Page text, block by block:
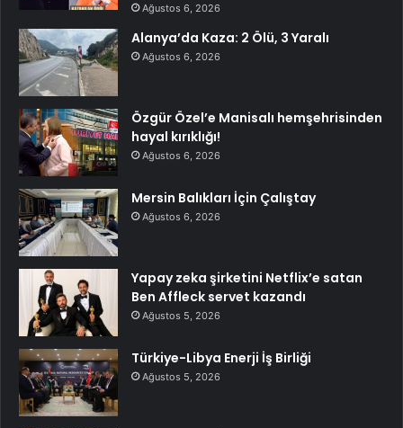
Ağustos 6, 2026
Alanya’da Kaza: 2 Ölü, 3 Yaralı
Ağustos 6, 2026
Özgür Özel’e Manisalı hemşehrisinden
hayal kırıklığı!
Ağustos 6, 2026
Mersin Balıkları İçin Çalıştay
Ağustos 6, 2026
Yapay zeka şirketini Netflix’e satan
Ben Affleck servet kazandı
Ağustos 5, 2026
Türkiye-Libya Enerji İş Birliği
Ağustos 5, 2026